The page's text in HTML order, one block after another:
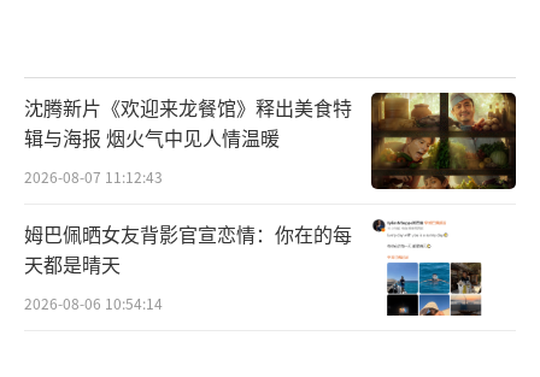
沈腾新片《欢迎来龙餐馆》释出美食特
辑与海报 烟火气中见人情温暖
2026-08-07 11:12:43
姆巴佩晒女友背影官宣恋情：你在的每
天都是晴天
2026-08-06 10:54:14